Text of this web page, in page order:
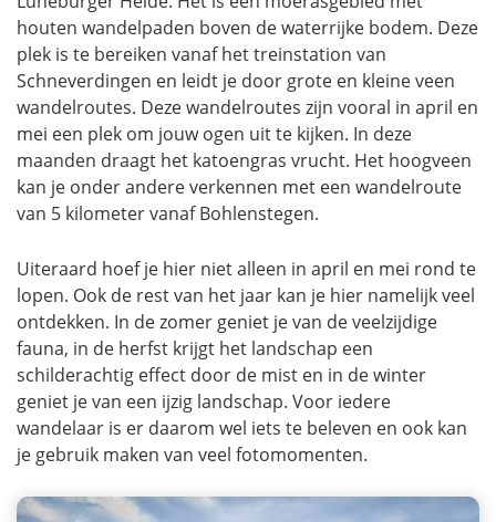
houten wandelpaden boven de waterrijke bodem. Deze
plek is te bereiken vanaf het treinstation van
Schneverdingen en leidt je door grote en kleine veen
wandelroutes. Deze wandelroutes zijn vooral in april en
mei een plek om jouw ogen uit te kijken. In deze
maanden draagt het katoengras vrucht. Het hoogveen
kan je onder andere verkennen met een wandelroute
van 5 kilometer vanaf Bohlenstegen.
Uiteraard hoef je hier niet alleen in april en mei rond te
lopen. Ook de rest van het jaar kan je hier namelijk veel
ontdekken. In de zomer geniet je van de veelzijdige
fauna, in de herfst krijgt het landschap een
schilderachtig effect door de mist en in de winter
geniet je van een ijzig landschap. Voor iedere
wandelaar is er daarom wel iets te beleven en ook kan
je gebruik maken van veel fotomomenten.